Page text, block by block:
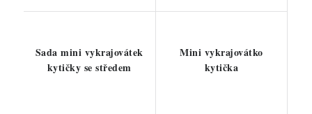
Sada mini vykrajovátek
kytičky se středem
Mini vykrajovátko
kytička